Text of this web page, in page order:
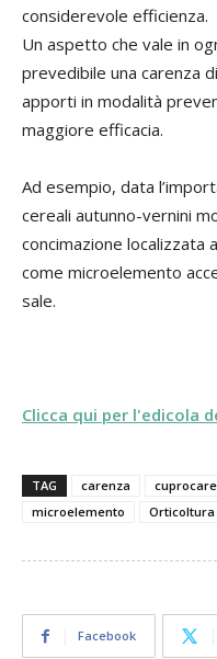
considerevole efficienza.
Un aspetto che vale in
prevedibile una carenza
apporti in modalità
maggiore efficacia.
Ad esempio, data
cereali autunno-vernini
concimazione localizzata
come microelemento
sale.
Clicca qui per l'edicola
TAG carenza
microelemento
Orticoltura
Facebook